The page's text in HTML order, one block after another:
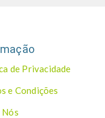
de Privacidade
e Condições
Nós